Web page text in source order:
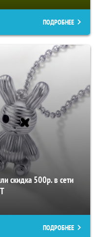
ПОДРОБНЕЕ
скидка 500р. в сети
ПОДРОБНЕЕ